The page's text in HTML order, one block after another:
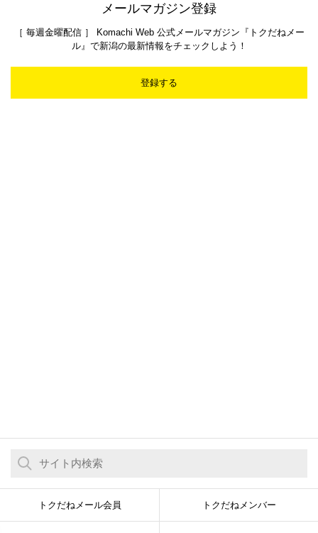
メールマガジン登録
［ 毎週金曜配信 ］ Komachi Web 公式メールマガジン『トクだねメー
ル』で新潟の最新情報をチェックしよう！
登録する
トクだねメール会員 トクだねメンバー